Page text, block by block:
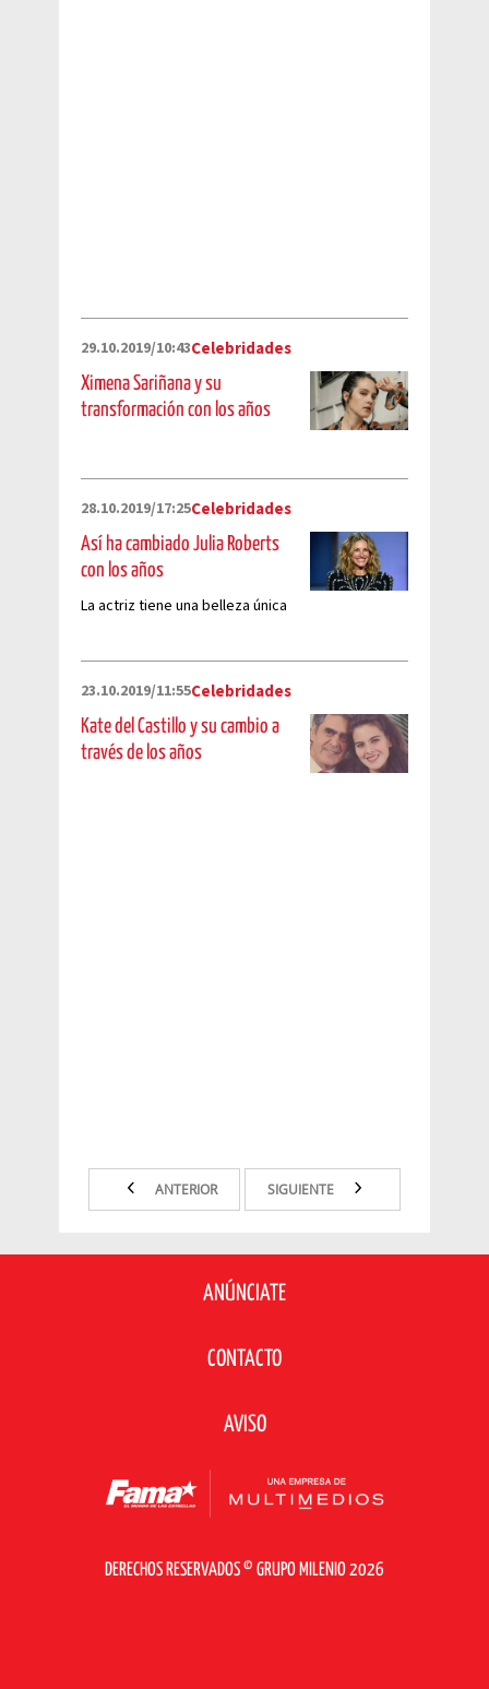
29.10.2019/10:43Celebridades
Ximena Sariñana y su
transformación con los años
28.10.2019/17:25Celebridades
Así ha cambiado Julia Roberts
con los años
La actriz tiene una belleza única
23.10.2019/11:55Celebridades
Kate del Castillo y su cambio a
través de los años
ANTERIOR SIGUIENTE
ANÚNCIATE
CONTACTO
AVISO
DERECHOS RESERVADOS © GRUPO MILENIO 2026